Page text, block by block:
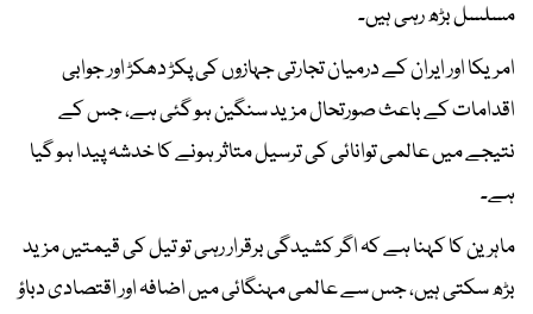
مسلسل بڑھ رہی ہیں۔
امریکا اور ایران کے درمیان تجارتی جہازوں کی پکڑ دھکڑ اور جوابی
اقدامات کے باعث صورتحال مزید سنگین ہو گئی ہے، جس کے
نتیجے میں عالمی توانائی کی ترسیل متاثر ہونے کا خدشہ پیدا ہو گیا
ہے۔
ماہرین کا کہنا ہے کہ اگر کشیدگی برقرار رہی تو تیل کی قیمتیں مزید
بڑھ سکتی ہیں، جس سے عالمی مہنگائی میں اضافہ اور اقتصادی دباؤ